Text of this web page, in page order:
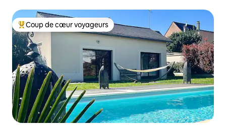
Coups de cœur voyageurs les plus appréciés
Coup de cœur voyageurs